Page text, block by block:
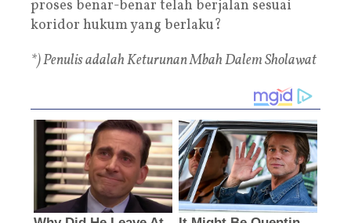
proses benar-benar telah berjalan sesuai
koridor hukum yang berlaku?
*) Penulis adalah Keturunan Mbah Dalem Sholawat